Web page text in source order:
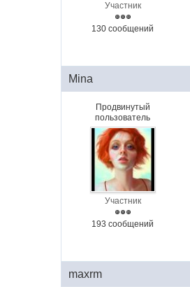
Участник
130 сообщений
Mina
Продвинутый
пользователь
Участник
193 сообщений
maxrm